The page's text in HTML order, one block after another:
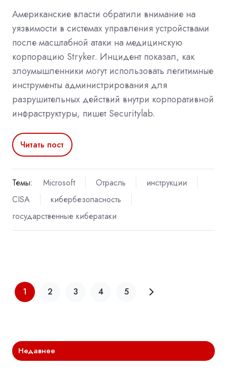
Американские власти обратили внимание на
уязвимости в системах управления устройствами
после масштабной атаки на медицинскую
корпорацию Stryker. Инцидент показал, как
злоумышленники могут использовать легитимные
инструменты администрирования для
разрушительных действий внутри корпоративной
инфраструктуры, пишет Securitylab.
Читать пост
Темы: Microsoft Отрасль
инструкции
CISA
кибербезопасность
государственные кибератаки
1 2 3 4 5
Недавнее